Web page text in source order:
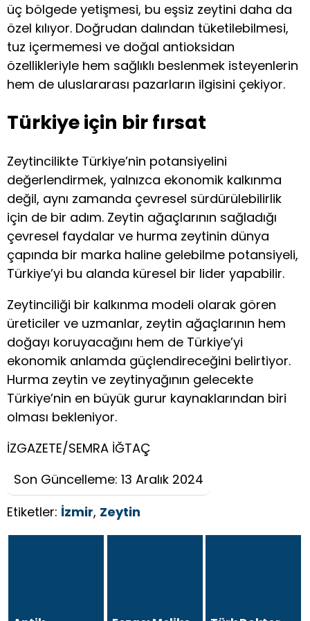
üç bölgede yetişmesi, bu eşsiz zeytini daha da
özel kılıyor. Doğrudan dalından tüketilebilmesi,
tuz içermemesi ve doğal antioksidan
özellikleriyle hem sağlıklı beslenmek isteyenlerin
hem de uluslararası pazarların ilgisini çekiyor.
Türkiye için bir fırsat
Zeytincilikte Türkiye’nin potansiyelini
değerlendirmek, yalnızca ekonomik kalkınma
değil, aynı zamanda çevresel sürdürülebilirlik
için de bir adım. Zeytin ağaçlarının sağladığı
çevresel faydalar ve hurma zeytinin dünya
çapında bir marka haline gelebilme potansiyeli,
Türkiye’yi bu alanda küresel bir lider yapabilir.
Zeytinciliği bir kalkınma modeli olarak gören
üreticiler ve uzmanlar, zeytin ağaçlarının hem
doğayı koruyacağını hem de Türkiye’yi
ekonomik anlamda güçlendireceğini belirtiyor.
Hurma zeytin ve zeytinyağının gelecekte
Türkiye’nin en büyük gurur kaynaklarından biri
olması bekleniyor.
İZGAZETE/SEMRA İĞTAÇ
Son Güncelleme: 13 Aralık 2024
Etiketler: İzmir, Zeytin